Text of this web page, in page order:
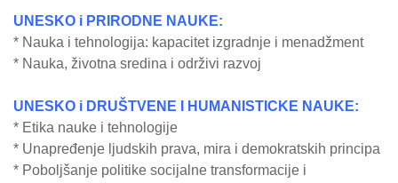
UNESKO i PRIRODNE NAUKE:
* Nauka i tehnologija: kapacitet izgradnje i menadžment
* Nauka, životna sredina i održivi razvoj
UNESKO i DRUŠTVENE I HUMANISTI CKE NAUKE:
* Etika nauke i tehnologije
* Unapređenje ljudskih prava, mira i demokratskih principa
* Poboljšanje politike socijalne transformacije i